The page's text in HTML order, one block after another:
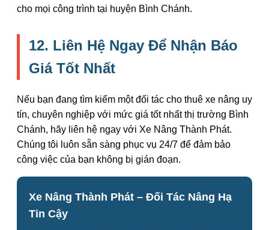
cho mọi công trình tại huyện Bình Chánh.
12. Liên Hệ Ngay Để Nhận Báo
Giá Tốt Nhất
Nếu bạn đang tìm kiếm một đối tác cho thuê xe nâng uy
tín, chuyên nghiệp với mức giá tốt nhất thị trường Bình
Chánh, hãy liên hệ ngay với Xe Nâng Thành Phát.
Chúng tôi luôn sẵn sàng phục vụ 24/7 để đảm bảo
công việc của bạn không bị gián đoạn.
Xe Nâng Thành Phát – Đối Tác Nâng Hạ
Tin Cậy